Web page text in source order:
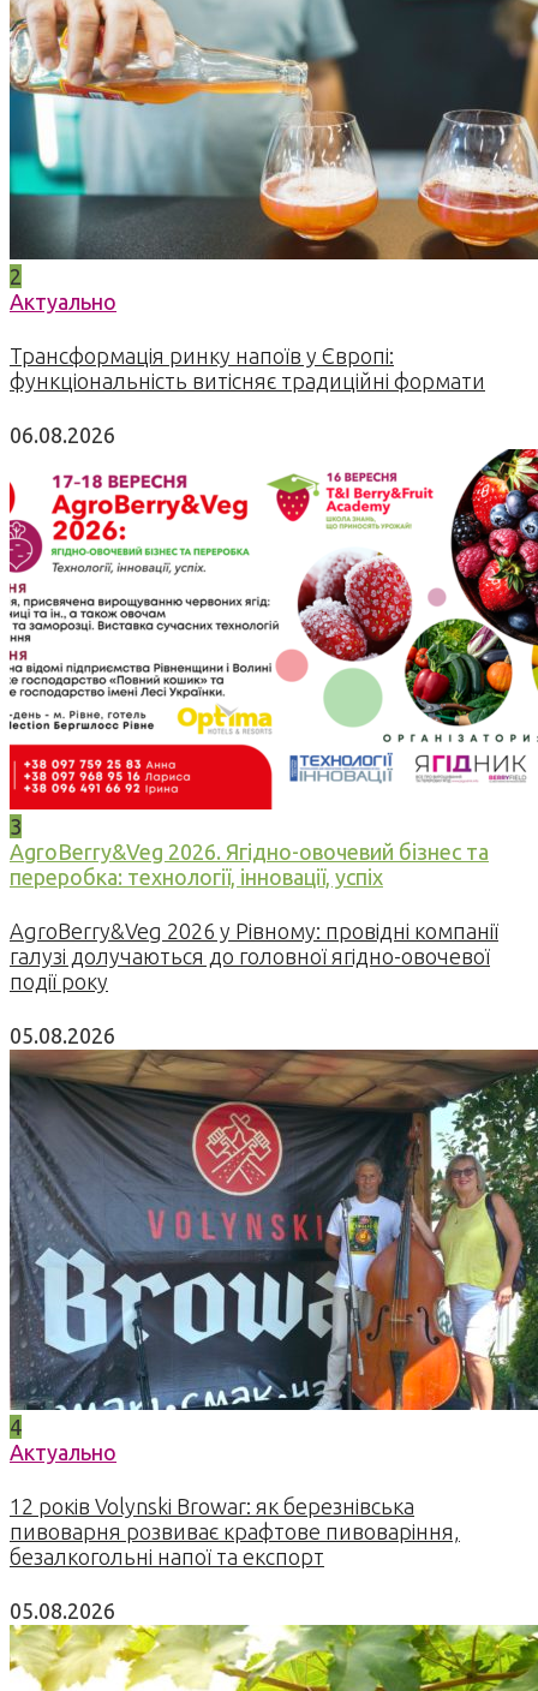
2
Актуально
Трансформація ринку напоїв у Європі:
функціональність витісняє традиційні формати
06.08.2026
3
AgroBerry&Veg 2026. Ягідно-овочевий бізнес та
переробка: технології, інновації, успіх
AgroBerry&Veg 2026 у Рівному: провідні компанії
галузі долучаються до головної ягідно-овочевої
події року
05.08.2026
4
Актуально
12 років Volynski Browar: як березнівська
пивоварня розвиває крафтове пивоваріння,
безалкогольні напої та експорт
05.08.2026